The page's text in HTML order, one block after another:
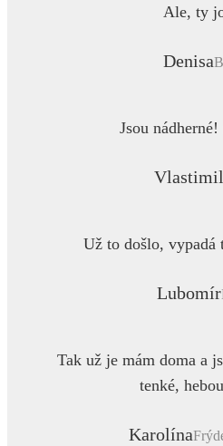
Ale, ty
Denisa
Jsou
Vlastimil
Už to došlo, vypadá
Lubomír
Tak už je mám doma a
tenké,
Karolína